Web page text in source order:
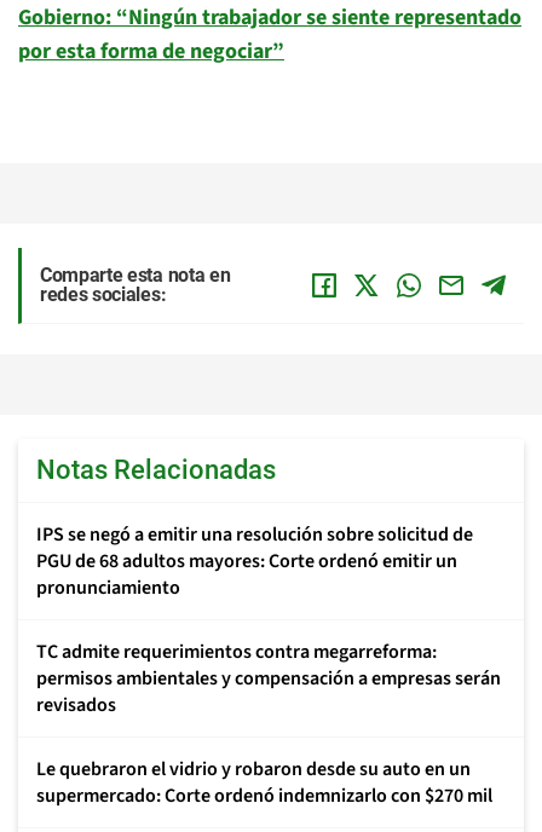
Gobierno: “Ningún trabajador se siente representado
por esta forma de negociar”
Comparte esta nota en
redes sociales:
Notas Relacionadas
IPS se negó a emitir una resolución sobre solicitud de
PGU de 68 adultos mayores: Corte ordenó emitir un
pronunciamiento
TC admite requerimientos contra megarreforma:
permisos ambientales y compensación a empresas serán
revisados
Le quebraron el vidrio y robaron desde su auto en un
supermercado: Corte ordenó indemnizarlo con $270 mil